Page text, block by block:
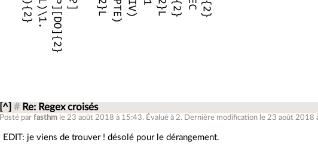
[^] # Re: Regex croisés
Posté parfasthm le 23 août 2018 à 15:43. Évalué à 2. Dernière modification le 23 août 2018
EDIT: je viens de trouver ! désolé pour le dérangement.